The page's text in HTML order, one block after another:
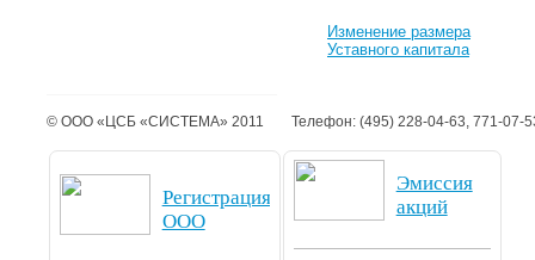
Изменение размера
Уставного капитала
© ООО «ЦСБ «СИСТЕМА» 2011 Телефон: (495) 228-04-63, 771-07-
Регистрация
ООО
Эмиссия
акций